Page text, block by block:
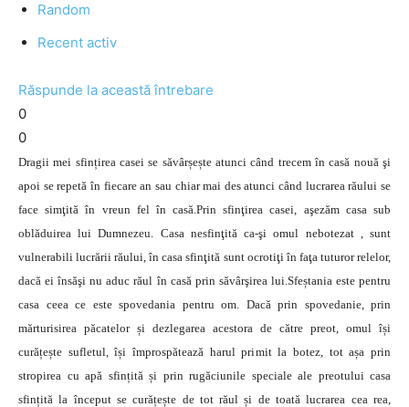
Random
Recent activ
Răspunde la această întrebare
0
0
Dragii mei sfințirea casei se săvârșește atunci când trecem în casă nouă şi
apoi se repetă în fiecare an sau chiar mai des atunci când lucrarea răului se
face simţită în vreun fel în casă.Prin sfinţirea casei, aşezăm casa sub
oblăduirea lui Dumnezeu. Casa nesfinţită ca-şi omul nebotezat , sunt
vulnerabili lucrării răului, în casa sfinţită sunt ocrotiţi în faţa tuturor relelor,
dacă ei însăşi nu aduc răul în casă prin săvârşirea lui.Sfeștania este pentru
casa ceea ce este spovedania pentru om. Dacă prin spovedanie, prin
mărturisirea păcatelor și dezlegarea acestora de către preot, omul își
curățește sufletul, își împrospătează harul primit la botez, tot așa prin
stropirea cu apă sfințită și prin rugăciunile speciale ale preotului casa
sfințită la început se curățește de tot răul și de toată lucrarea cea rea,